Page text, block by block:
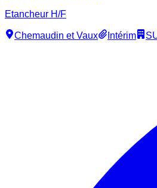
Etancheur H/F
Chemaudin et Vaux Intérim